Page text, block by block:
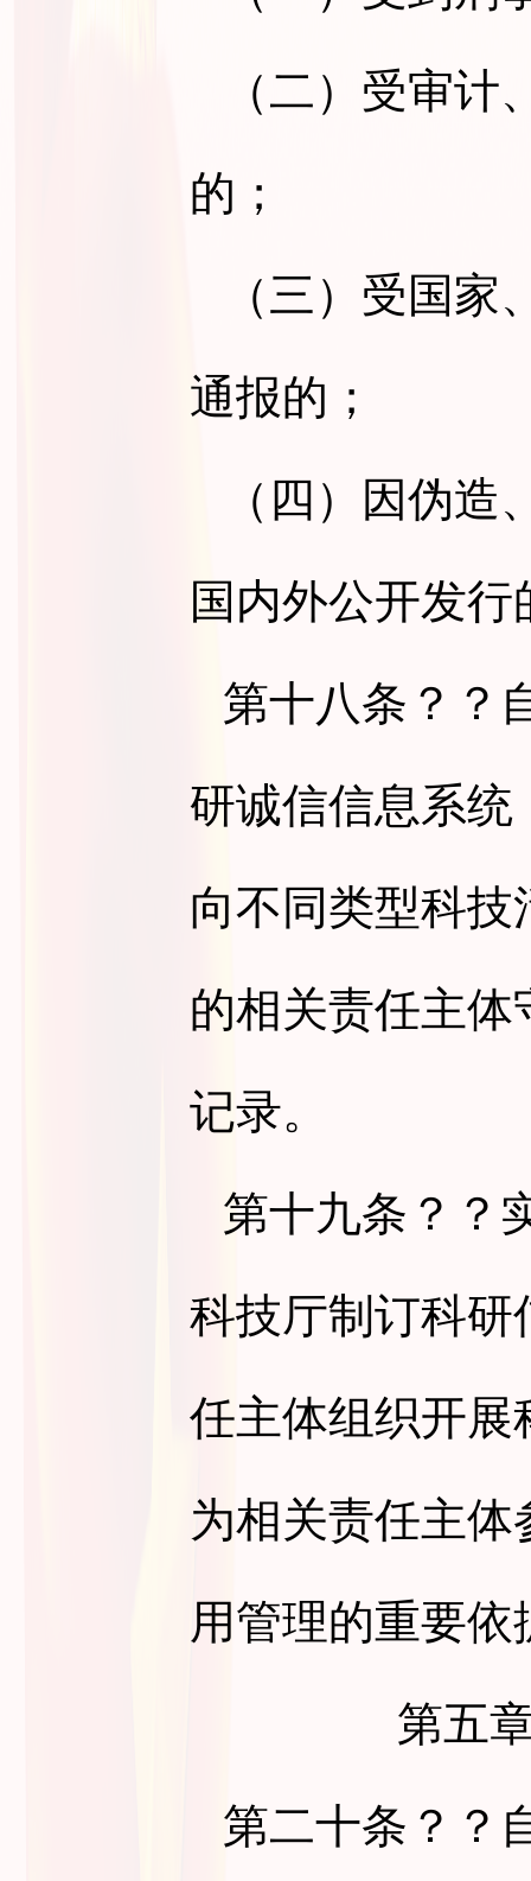
（二）受审
的；
（三）受国
通报的；
（四）因伪
国内外公开发
第十八条 ？？
研诚信信息系统
向不同类型科
的相关责任主
记录。
第十九条 ？？
科技厅制订科研
任主体组织开展
为相关责任主
用管理的重要依
第五
第二十条 ？？